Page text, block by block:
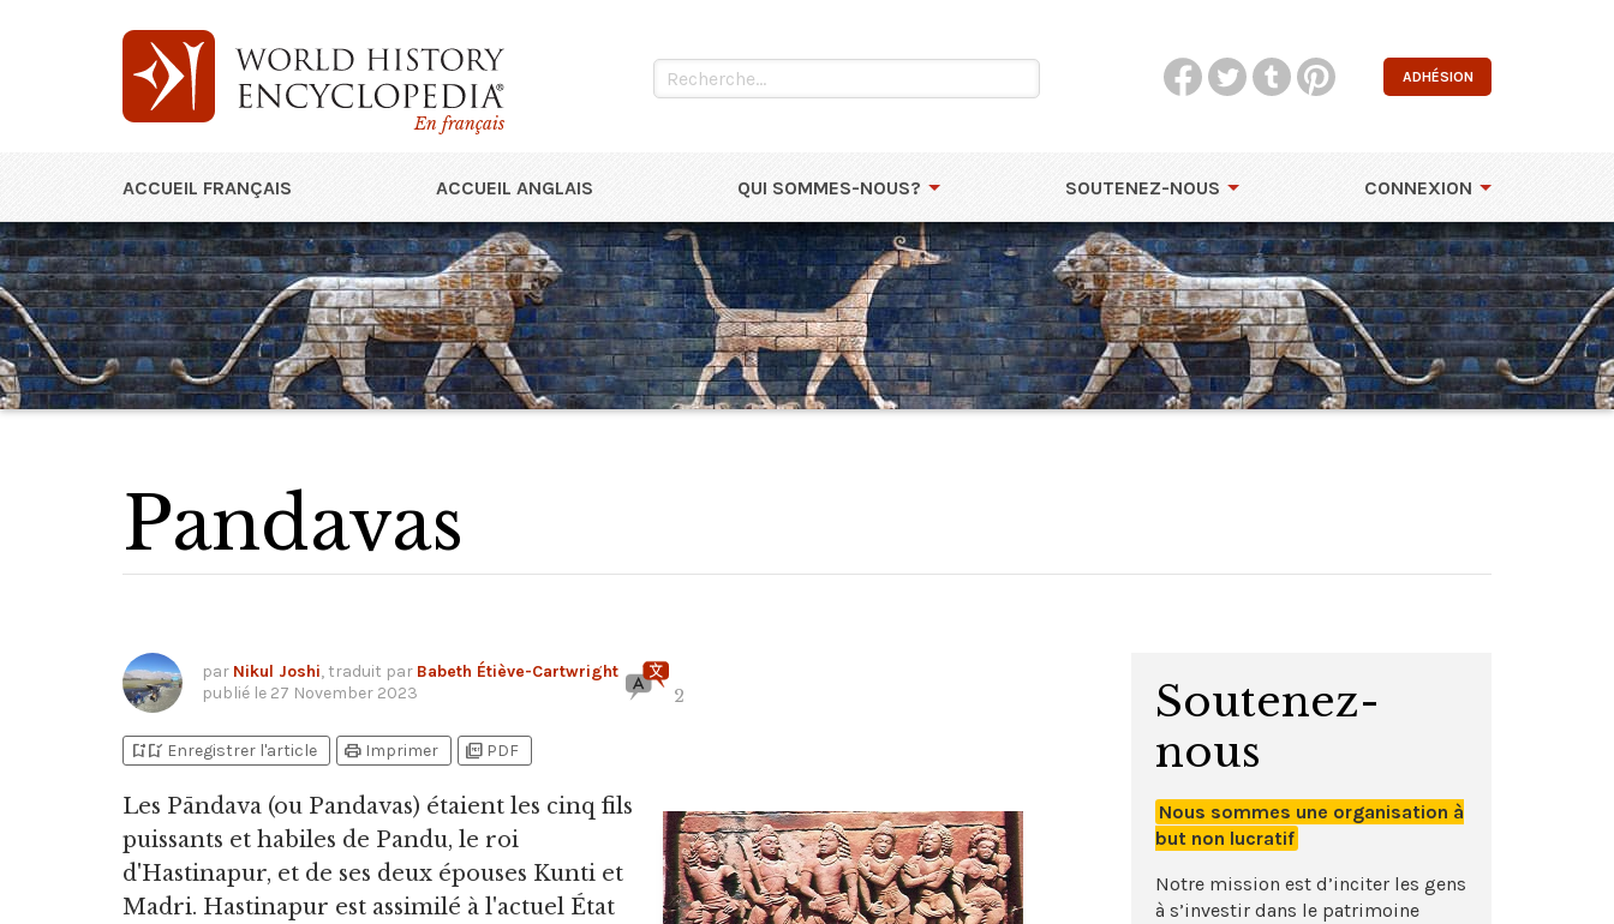
En français
ADHÉSION
ACCUEIL FRANÇAIS ACCUEIL ANGLAIS QUI SOMMES-NOUS? SOUTENEZ-NOUS CONNEXION
Pandavas
par Nikul Joshi, traduit par Babeth Étiève-Cartwright
publié le 27 November 2023 2
bookmark_addbookmark_added Enregistrer l'article print Imprimer picture_as_pdf PDF
Les Pāndava (ou Pandavas) étaient les cinq fils
puissants et habiles de Pandu, le roi
d'Hastinapur, et de ses deux épouses Kunti et
Madri. Hastinapur est assimilé à l'actuel État
Soutenez-
nous
Nous sommes une organisation à
but non lucratif
Notre mission est d’inciter les gens
à s’investir dans le patrimoine